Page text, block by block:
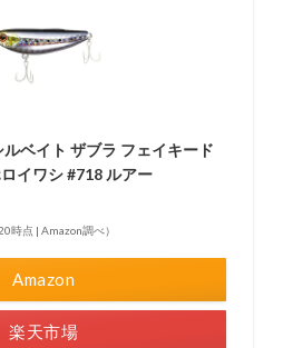
ベイト ザブラ フェイキード
イワシ #718 ルアー
時点 | Amazon調べ）
Amazon
楽天市場